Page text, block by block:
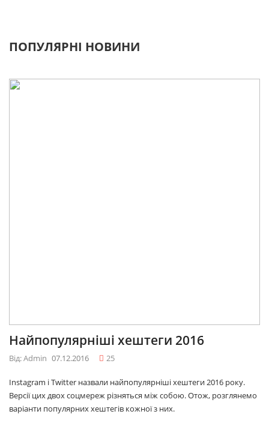
ПОПУЛЯРНІ НОВИНИ
Найпопулярніші хештеги 2016
Від: Admin 07.12.2016 25
Instagram і Twitter назвали найпопулярніші хештеги 2016 року.
Версії цих двох соцмереж різняться між собою. Отож, розглянемо
варіанти популярних хештегів кожної з них.